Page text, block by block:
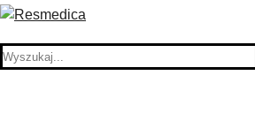
Search